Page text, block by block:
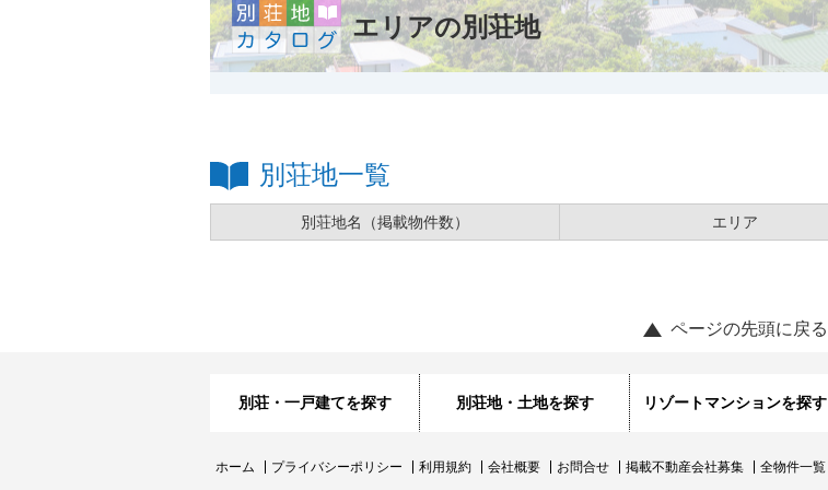
エリアの別荘地
別荘地一覧
別荘地名 （掲載物件数） エリア
ページの先頭に戻る
別荘・一戸建てを探す 別荘地・土地を探す リゾートマンションを探す
ホーム プライバシーポリシー 利用規約 会社概要 お問合せ 掲載不動産会社募集 全物件一覧